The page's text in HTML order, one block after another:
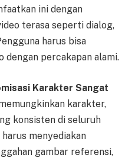
ini dengan
terasa seperti dialog,
harus bisa
dengan percakapan alami.
Karakter Sangat
karakter,
konsisten di seluruh
menyediakan
gambar referensi,